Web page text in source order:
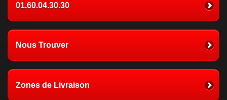
01.60.04.30.30
Nous Trouver
Zones de Livraison